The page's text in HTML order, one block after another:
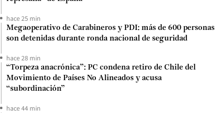
hace 25 min
Megaoperativo de Carabineros y PDI: más de 600 personas
son detenidas durante ronda nacional de seguridad
hace 28 min
“Torpeza anacrónica”: PC condena retiro de Chile del
Movimiento de Países No Alineados y acusa
“subordinación”
hace 44 min